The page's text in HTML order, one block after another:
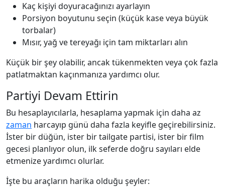
Kaç kişiyi doyuracağınızı ayarlayın
Porsiyon boyutunu seçin (küçük kase veya büyük
torbalar)
Mısır, yağ ve tereyağı için tam miktarları alın
Küçük bir şey olabilir, ancak tükenmekten veya çok fazla
patlatmaktan kaçınmanıza yardımcı olur.
Partiyi Devam Ettirin
Bu hesaplayıcılarla, hesaplama yapmak için daha az
zaman harcayıp günü daha fazla keyifle geçirebilirsiniz.
İster bir düğün, ister bir tailgate partisi, ister bir film
gecesi planlıyor olun, ilk seferde doğru sayıları elde
etmenize yardımcı olurlar.
İşte bu araçların harika olduğu şeyler: